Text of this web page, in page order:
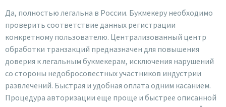
Да, полностью легальна в России. Букмекеру необходимо
проверить соответствие данных регистрации
конкретному пользователю. Централизованный центр
обработки транзакций предназначен для повышения
доверия к легальным букмекерам, исключения нарушений
со стороны недобросовестных участников индустрии
развлечений. Быстрая и удобная оплата одним касанием.
Процедура авторизации еще проще и быстрее описанной